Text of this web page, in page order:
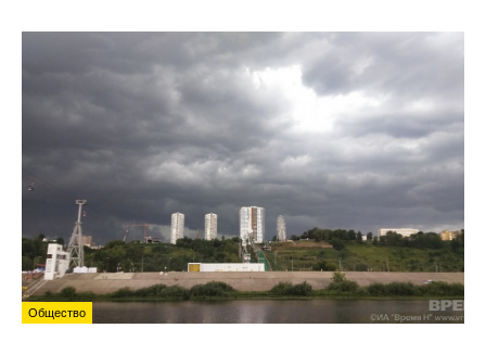
Общество